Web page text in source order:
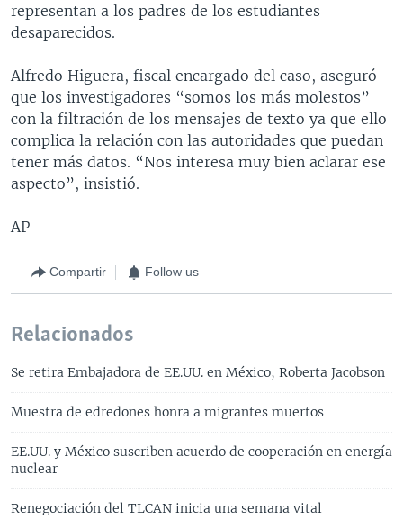
representan a los padres de los estudiantes
desaparecidos.
Alfredo Higuera, fiscal encargado del caso, aseguró
que los investigadores “somos los más molestos”
con la filtración de los mensajes de texto ya que ello
complica la relación con las autoridades que puedan
tener más datos. “Nos interesa muy bien aclarar ese
aspecto”, insistió.
AP
Compartir Follow us
Relacionados
Se retira Embajadora de EE.UU. en México, Roberta Jacobson
Muestra de edredones honra a migrantes muertos
EE.UU. y México suscriben acuerdo de cooperación en energía
nuclear
Renegociación del TLCAN inicia una semana vital